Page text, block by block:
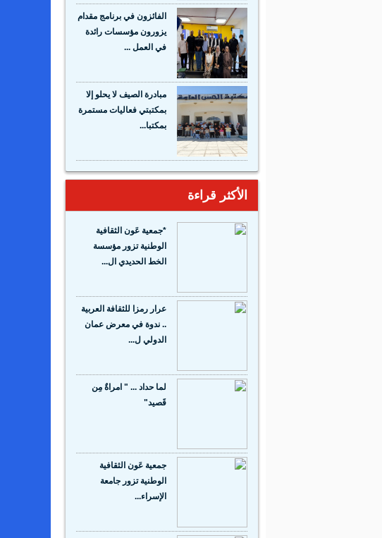
الفائزون في برنامج مقدام
يزورون مؤسسات رائدة
في العمل ...
مبادرة الصيف لا يحلو إلا
بمكتبتي فعاليات مستمرة
بمكتبا...
الأكثر قراءة
*جمعية عَون الثقافية
الوطنية تزور مؤسسة
الخط الحديدي ال...
عرار رمزا للثقافة العربية
.. ندوة في معرض عمان
الدولي ل...
لما حداد ... " امراةٌ مِن
قَصيد"
جمعية عَون الثقافية
الوطنية تزور جامعة
الإسراء...